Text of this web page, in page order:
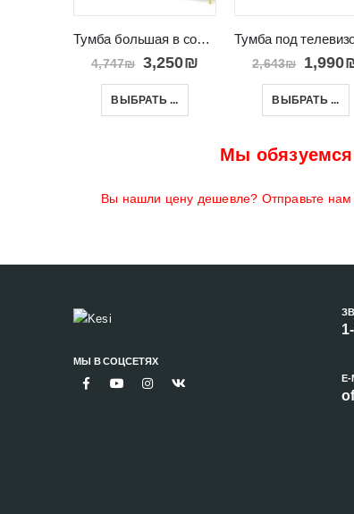
Тумба большая в современном модном дизайне RAVENNA A 3D3S
4,747₪ 3,250₪
ВЫБРАТЬ ...
2,643₪ 1,990
ВЫБРАТЬ ...
Мы обязуемся
Вы нашли цену дешевле? Отправьте нам
МЫ В СОЦСЕТЯХ
E-